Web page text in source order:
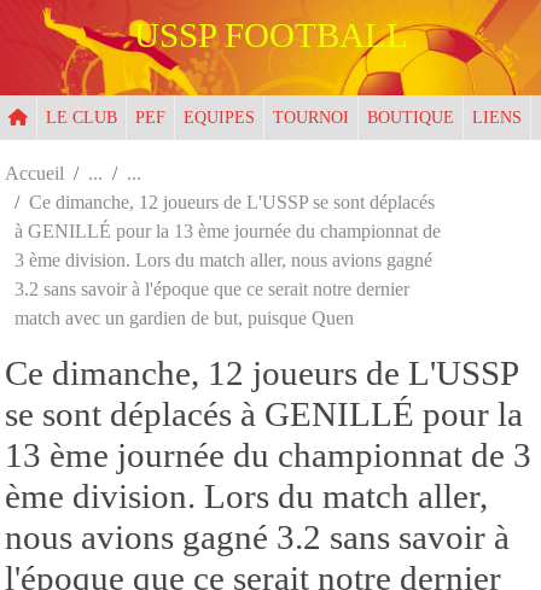
USSP FOOTBALL
LE CLUB PEF EQUIPES TOURNOI BOUTIQUE LIENS
Accueil
Ce dimanche, 12 joueurs de L'USSP se sont déplacés
à GENILLÉ pour la 13 ème journée du championnat de
3 ème division. Lors du match aller, nous avions gagné
3.2 sans savoir à l'époque que ce serait notre dernier
match avec un gardien de but, puisque Quen
Ce dimanche, 12 joueurs de L'USSP
se sont déplacés à GENILLÉ pour la
13 ème journée du championnat de 3
ème division. Lors du match aller,
nous avions gagné 3.2 sans savoir à
l'époque que ce serait notre dernier
Panneau de gestion des cookies